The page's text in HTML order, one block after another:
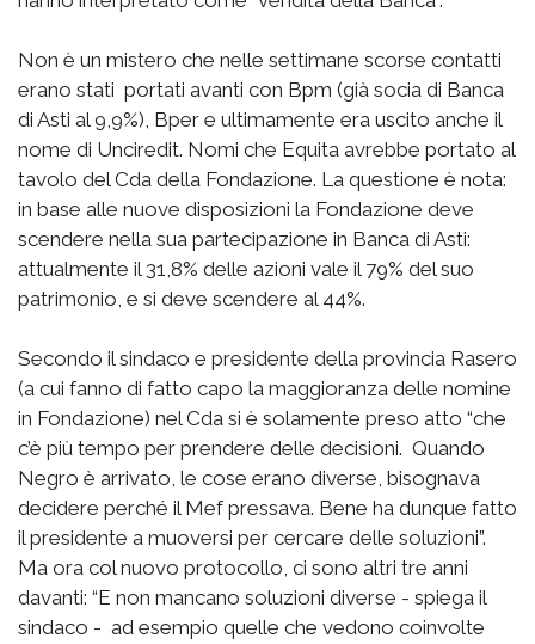
Non è un mistero che nelle settimane scorse contatti
erano stati portati avanti con Bpm (già socia di Banca
di Asti al 9,9%), Bper e ultimamente era uscito anche il
nome di Unciredit. Nomi che Equita avrebbe portato al
tavolo del Cda della Fondazione. La questione è nota:
in base alle nuove disposizioni la Fondazione deve
scendere nella sua partecipazione in Banca di Asti:
attualmente il 31,8% delle azioni vale il 79% del suo
patrimonio, e si deve scendere al 44%.
Secondo il sindaco e presidente della provincia Rasero
(a cui fanno di fatto capo la maggioranza delle nomine
in Fondazione) nel Cda si è solamente preso atto “che
c’è più tempo per prendere delle decisioni. Quando
Negro è arrivato, le cose erano diverse, bisognava
decidere perché il Mef pressava. Bene ha dunque fatto
il presidente a muoversi per cercare delle soluzioni”.
Ma ora col nuovo protocollo, ci sono altri tre anni
davanti: “E non mancano soluzioni diverse - spiega il
sindaco - ad esempio quelle che vedono coinvolte